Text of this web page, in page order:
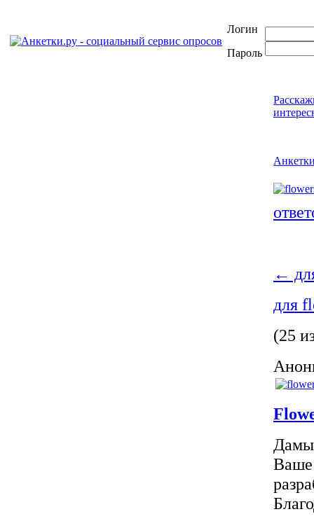
Логин
Пароль
←
для
(25
Дамы
Ваше